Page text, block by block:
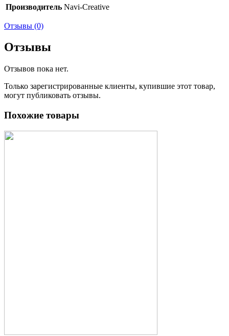
Производитель Navi-Creative
Отзывы (0)
Отзывы
Отзывов пока нет.
Только зарегистрированные клиенты, купившие этот товар,
могут публиковать отзывы.
Похожие товары